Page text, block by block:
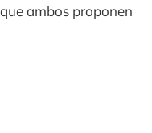
ambos proponen